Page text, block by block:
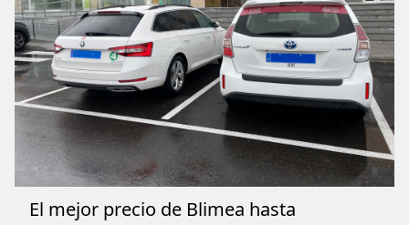
El mejor precio de Blimea hasta